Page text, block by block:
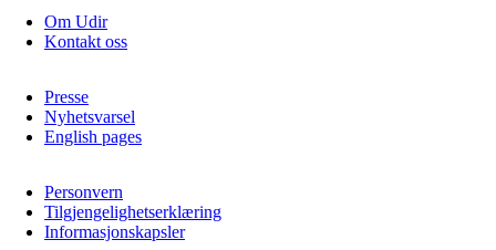
Om Udir
Kontakt oss
Presse
Nyhetsvarsel
English pages
Personvern
Tilgjengelighetserklæring
Informasjonskapsler